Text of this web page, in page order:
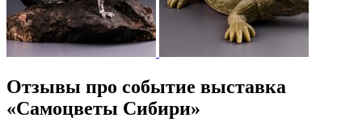
Отзывы про событие выставка
«Самоцветы Сибири»